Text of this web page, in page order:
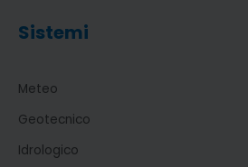
Sistemi
Meteo
Geotecnico
Idrologico